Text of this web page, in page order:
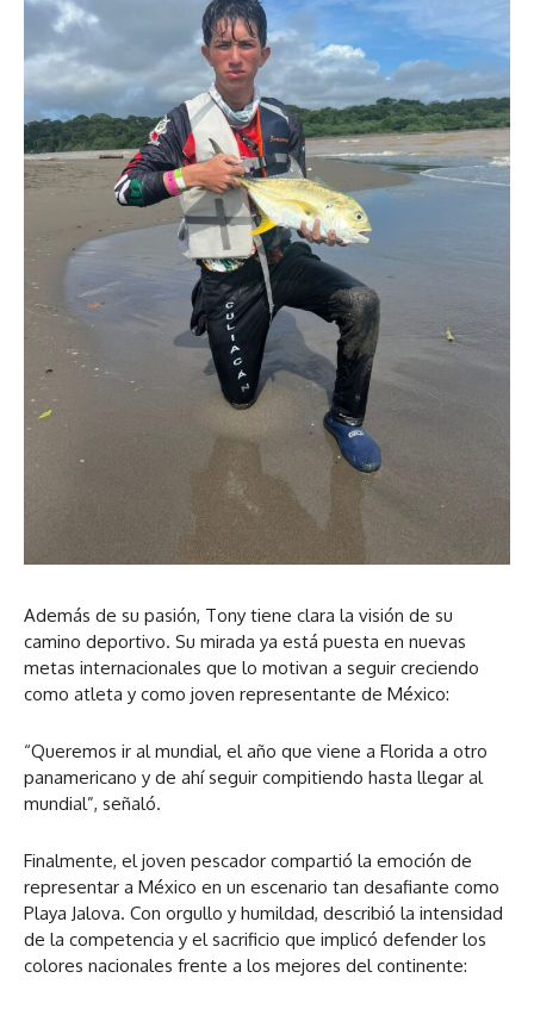
Además de su pasión, Tony tiene clara la visión de su
camino deportivo. Su mirada ya está puesta en nuevas
metas internacionales que lo motivan a seguir creciendo
como atleta y como joven representante de México:
“Queremos ir al mundial, el año que viene a Florida a otro
panamericano y de ahí seguir compitiendo hasta llegar al
mundial”, señaló.
Finalmente, el joven pescador compartió la emoción de
representar a México en un escenario tan desafiante como
Playa Jalova. Con orgullo y humildad, describió la intensidad
de la competencia y el sacrificio que implicó defender los
colores nacionales frente a los mejores del continente: